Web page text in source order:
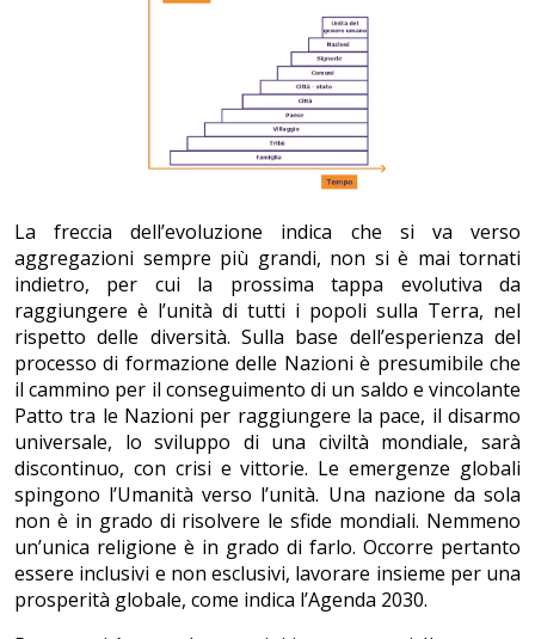
La freccia dell’evoluzione indica che si va verso
aggregazioni sempre più grandi, non si è mai tornati
indietro, per cui la prossima tappa evolutiva da
raggiungere è l’unità di tutti i popoli sulla Terra, nel
rispetto delle diversità. Sulla base dell’esperienza del
processo di formazione delle Nazioni è presumibile che
il cammino per il conseguimento di un saldo e vincolante
Patto tra le Nazioni per raggiungere la pace, il disarmo
universale, lo sviluppo di una civiltà mondiale, sarà
discontinuo, con crisi e vittorie. Le emergenze globali
spingono l’Umanità verso l’unità. Una nazione da sola
non è in grado di risolvere le sfide mondiali. Nemmeno
un’unica religione è in grado di farlo. Occorre pertanto
essere inclusivi e non esclusivi, lavorare insieme per una
prosperità globale, come indica l’Agenda 2030.